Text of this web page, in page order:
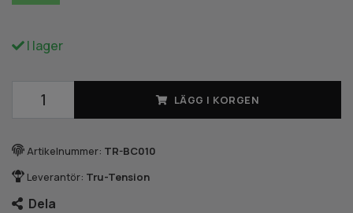
I lager
LÄGG I KORGEN
Artikelnummer: TR-BC010
Leverantör: Tru-Tension
Dela